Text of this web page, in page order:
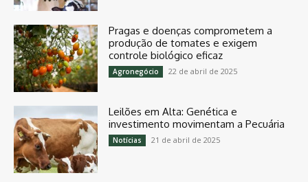
Pragas e doenças comprometem a
produção de tomates e exigem
controle biológico eficaz
Agronegócio 22 de abril de 2025
Leilões em Alta: Genética e
investimento movimentam a Pecuária
Notícias 21 de abril de 2025